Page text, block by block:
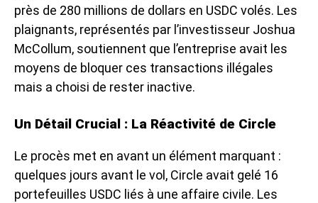
près de 280 millions de dollars en USDC volés. Les
plaignants, représentés par l’investisseur Joshua
McCollum, soutiennent que l’entreprise avait les
moyens de bloquer ces transactions illégales
mais a choisi de rester inactive.
Un Détail Crucial : La Réactivité de Circle
Le procès met en avant un élément marquant :
quelques jours avant le vol, Circle avait gelé 16
portefeuilles USDC liés à une affaire civile. Les